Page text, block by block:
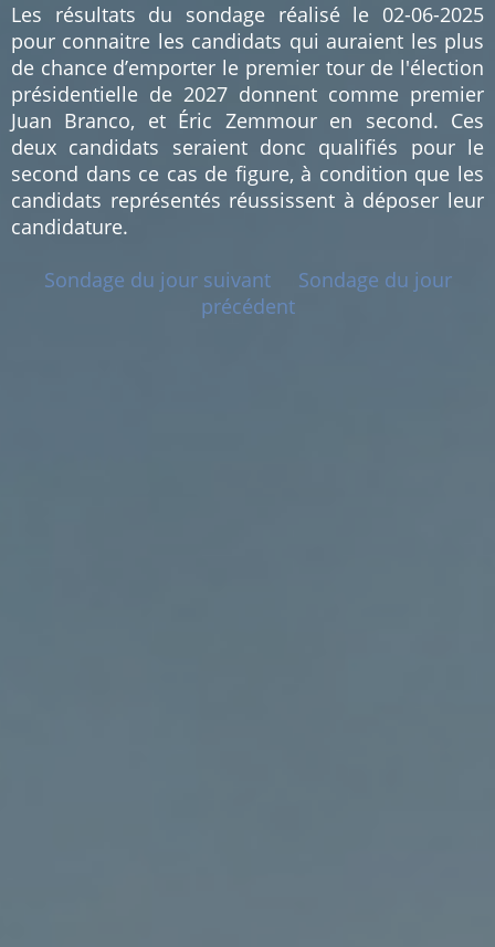
Les résultats du sondage réalisé le 02-06-2025
pour connaitre les candidats qui auraient les plus
de chance d’emporter le premier tour de l'élection
présidentielle de 2027 donnent comme premier
Juan Branco, et Éric Zemmour en second. Ces
deux candidats seraient donc qualifiés pour le
second dans ce cas de figure, à condition que les
candidats représentés réussissent à déposer leur
candidature.
Sondage du jour suivant
Sondage du jour
précédent